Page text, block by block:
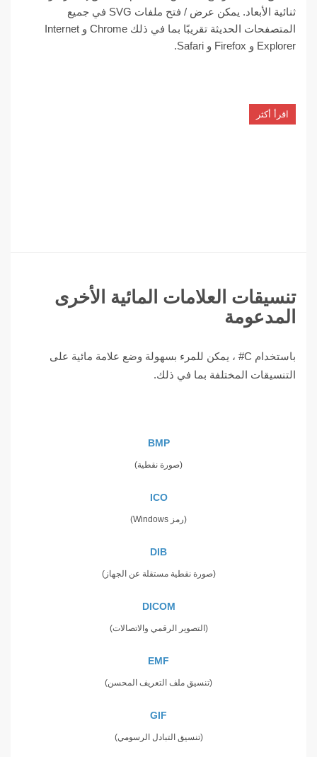
ثنائية الأبعاد. يمكن عرض / فتح ملفات SVG في جميع
المتصفحات الحديثة تقريبًا بما في ذلك Chrome و Internet
Explorer و Firefox و Safari.
اقرأ أكثر
تنسيقات العلامات المائية الأخرى
المدعومة
باستخدام C# ، يمكن للمرء بسهولة وضع علامة مائية على
التنسيقات المختلفة بما في ذلك.
BMP
(صورة نقطية)
ICO
(رمز Windows)
DIB
(صورة نقطية مستقلة عن الجهاز)
DICOM
(التصوير الرقمي والاتصالات)
EMF
(تنسيق ملف التعريف المحسن)
GIF
(تنسيق التبادل الرسومي)